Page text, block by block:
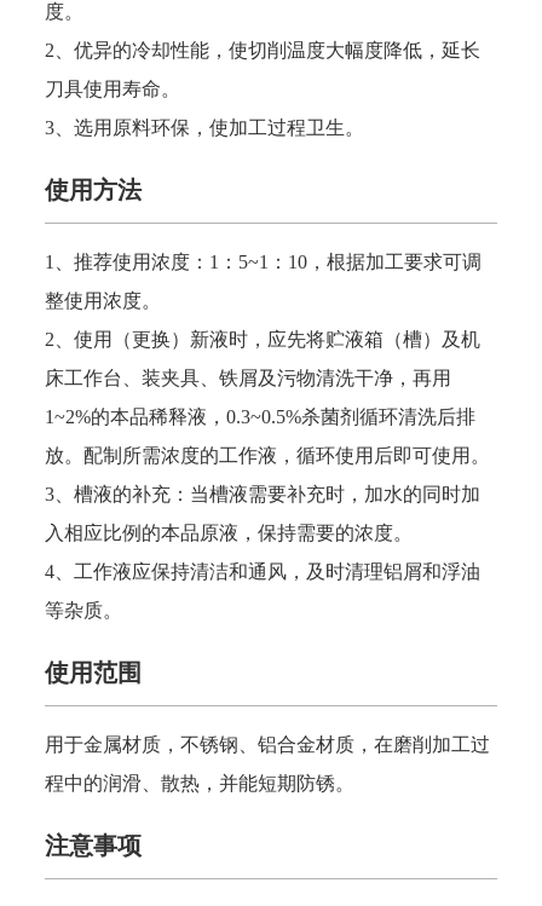
度。
2、优异的冷却性能，使切削温度大幅度降低，延长
刀具使用寿命。
3、选用原料环保，使加工过程卫生。
使用方法
1、推荐使用浓度：1：5~1：10，根据加工要求可调
整使用浓度。
2、使用（更换）新液时，应先将贮液箱（槽）及机
床工作台、装夹具、铁屑及污物清洗干净，再用
1~2%的本品稀释液，0.3~0.5%杀菌剂循环清洗后排
放。配制所需浓度的工作液，循环使用后即可使用。
3、槽液的补充：当槽液需要补充时，加水的同时加
入相应比例的本品原液，保持需要的浓度。
4、工作液应保持清洁和通风，及时清理铝屑和浮油
等杂质。
使用范围
用于金属材质，不锈钢、铝合金材质，在磨削加工过
程中的润滑、散热，并能短期防锈。
注意事项